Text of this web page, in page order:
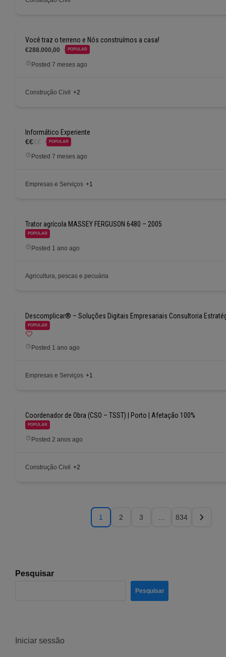
Você traz o terreno e Nós construímos a casa!
€288.000,00 POPULAR
Posted 7 meses ago
Construção Civil +2
Informático Experiente
€€ POPULAR
Posted 7 meses ago
Empresas e Serviços +1
Trator agrícola MASSEY FERGUSON 6480 – 2005
POPULAR
Posted 1 ano ago
Agricultura, pescas e pecuária
Descomplicar® – Soluções Digitais Empresariais Consultoria
POPULAR
Posted 1 ano ago
Empresas e Serviços +1
Coordenador de Obra (CSO – TSST) | Porto | Afetação 100%
POPULAR
Posted 2 anos ago
Construção Civil +2
1 2 3 834
Pesquisar
Pesquisar
Iniciar sessão